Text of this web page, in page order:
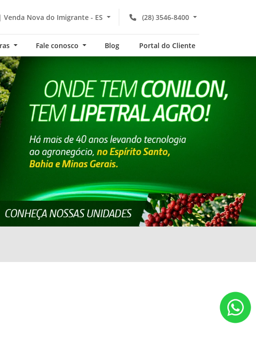
(28) 3546-8400
Nova do Imigrante - ES
Fale conosco Blog Portal do Cliente